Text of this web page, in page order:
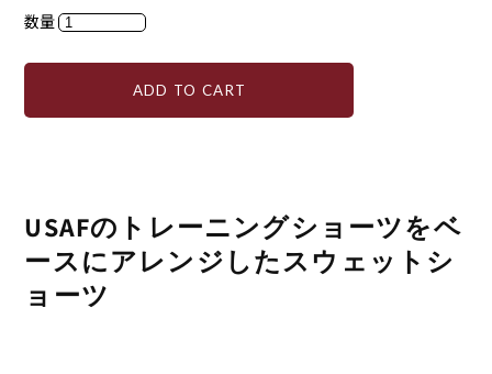
数量
ADD TO CART
USAFのトレーニングショーツをベ
ースにアレンジしたスウェットシ
ョーツ